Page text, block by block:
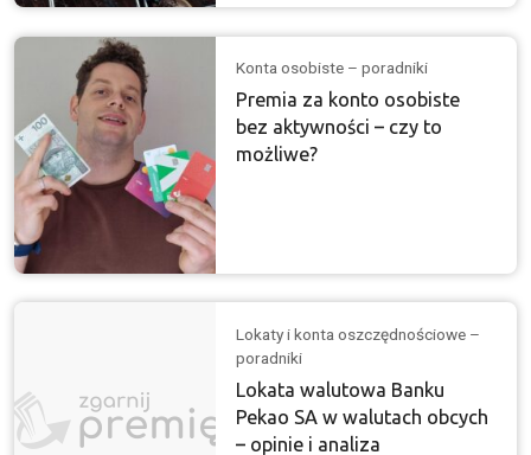
Konta osobiste – poradniki
Premia za konto osobiste
bez aktywności – czy to
możliwe?
Lokaty i konta oszczędnościowe –
poradniki
Lokata walutowa Banku
Pekao SA w walutach obcych
– opinie i analiza